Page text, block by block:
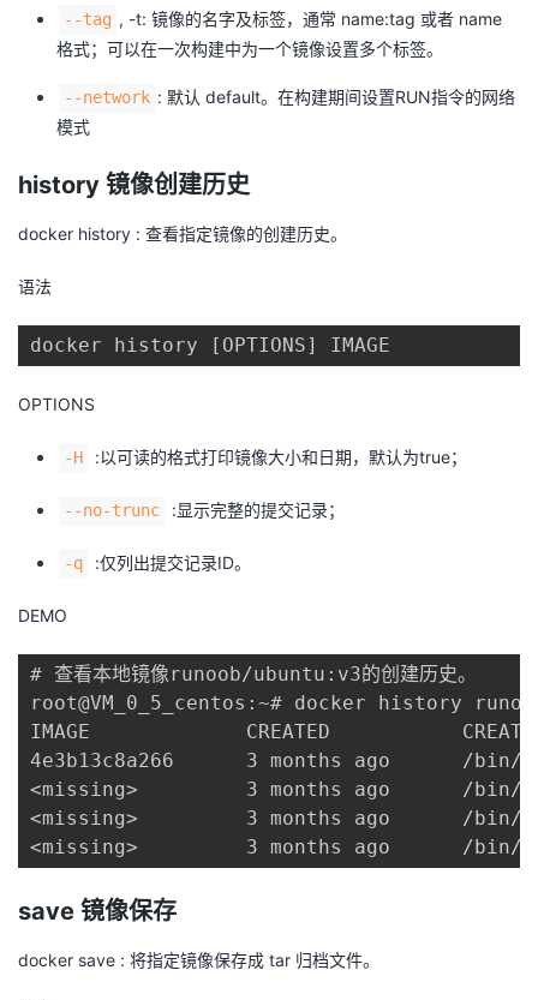
--tag , -t: 镜像的名字及标签，通常 name:tag 或者 name
格式；可以在一次构建中为一个镜像设置多个标签。
--network : 默认 default。在构建期间设置RUN指令的网络
模式
history 镜像创建历史
docker history : 查看指定镜像的创建历史。
语法
docker history [OPTIONS] IMAGE
OPTIONS
-H :以可读的格式打印镜像大小和日期，默认为true；
--no-trunc :显示完整的提交记录；
-q :仅列出提交记录ID。
DEMO
# 查看本地镜像runoob/ubuntu:v3的创建历史。
root@VM_0_5_centos:~# docker history
IMAGE             CREATED
4e3b13c8a266      3 months ago
<missing>         3 months ago
<missing>         3 months ago
<missing>         3 months ago      /
save 镜像保存
docker save : 将指定镜像保存成 tar 归档文件。